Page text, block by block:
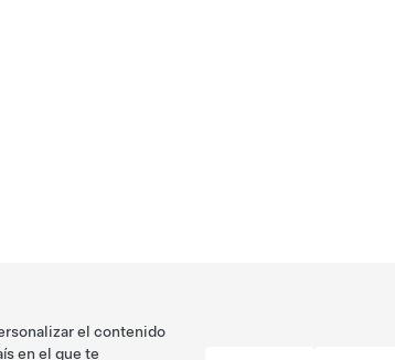
el contenido
en el que te